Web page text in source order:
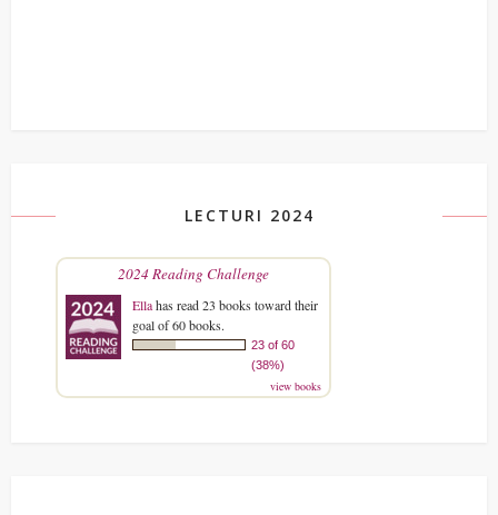
LECTURI 2024
2024 Reading Challenge
Ellahas read 23 books toward their
goal of 60 books.
23 of 60
(38%)
view books